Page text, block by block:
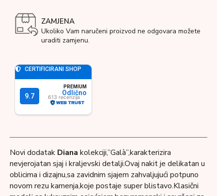
ZAMJENA
Ukoliko Vam naručeni proizvod ne odgovara možete
uraditi zamjenu.
Novi dodatak Diana kolekciji,”Galà”,karakterizira
nevjerojatan sjaj i kraljevski detalji.Ovaj nakit je delikatan u
oblicima i dizajnu,sa zavidnim sjajem zahvaljujući potpuno
novom rezu kamenja,koje postaje super blistavo.Klasični